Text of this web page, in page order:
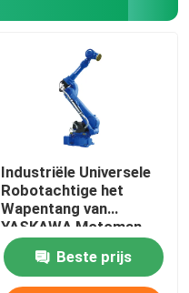
Industriële Universele
Robotachtige het
Wapentang van
YASKAWA Motoman
GP225 voor het
Palletiseren van
Behandelingsrobot
Beste prijs